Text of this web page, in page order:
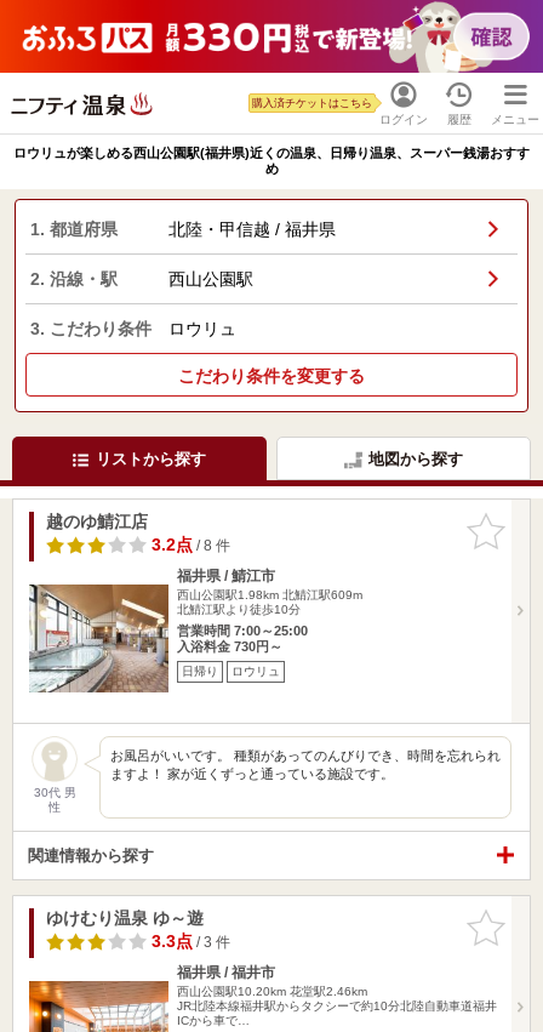
ログイン
購入済チケットはこちら
履歴 メニュー
ロウリュが楽しめる西山公園駅(福井県)近くの温泉、日帰り温泉、スーパー銭湯おすす
め
1. 都道府県 北陸・甲信越 / 福井県
2. 沿線・駅 西山公園駅
3. こだわり条件 ロウリュ
こだわり条件を変更する
リストから探す 地図から探す
お気に入
りに追加
越のゆ鯖江店
3.2点/ 8 件
福井県 / 鯖江市
西山公園駅1.98km 北鯖江駅609m
北鯖江駅より徒歩10分
営業時間 7:00～25:00
入浴料金 730円～
日帰り ロウリュ
30代 男
性
お風呂がいいです。 種類があってのんびりでき、時間を忘れられ
ますよ！ 家が近くずっと通っている施設です。
関連情報から探す
お気に入
りに追加
ゆけむり温泉 ゆ～遊
3.3点/ 3 件
福井県 / 福井市
西山公園駅10.20km 花堂駅2.46km
JR北陸本線福井駅からタクシーで約10分北陸自動車道福井
ICから車で…